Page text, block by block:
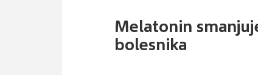
Melatonin
bolesnika